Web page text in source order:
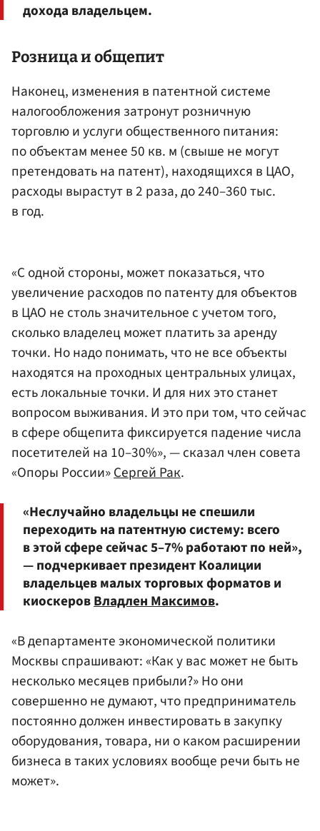
дохода владельцем.
Розница и общепит
Наконец, изменения в патентной системе
налогообложения затронут розничную
торговлю и услуги общественного питания:
по объектам менее 50 кв. м (свыше не могут
претендовать на патент), находящихся в ЦАО,
расходы вырастут в 2 раза, до 240–360 тыс.
в год.
«С одной стороны, может показаться, что
увеличение расходов по патенту для объектов
в ЦАО не столь значительное с учетом того,
сколько владелец может платить за аренду
точки. Но надо понимать, что не все объекты
находятся на проходных центральных улицах,
есть локальные точки. И для них это станет
вопросом выживания. И это при том, что сейчас
в сфере общепита фиксируется падение числа
посетителей на 10–30%», — сказал член совета
«Опоры России»Сергей Рак.
«Неслучайно владельцы не спешили
переходить на патентную систему: всего
в этой сфере сейчас 5–7% работают по ней»,
— подчеркивает президент Коалиции
владельцев малых торговых форматов и
киоскеровВладлен Максимов.
«В департаменте экономической политики
Москвы спрашивают: «Как у вас может не быть
несколько месяцев прибыли?» Но они
совершенно не думают, что предприниматель
постоянно должен инвестировать в закупку
оборудования, товара, ни о каком расширении
бизнеса в таких условиях вообще речи быть не
может».